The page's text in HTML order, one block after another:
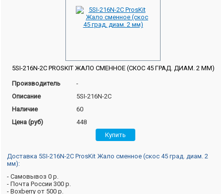
5SI-216N-2C PROSKIT ЖАЛО СМЕННОЕ (СКОС 45 ГРАД. ДИАМ. 2 ММ)
Производитель
-
Описание
5SI-216N-2C
Наличие
60
Цена (руб)
448
Доставка 5SI-216N-2C ProsKit Жало сменное (скос 45 град. диам. 2
мм):
- Самовывоз 0 р.
- Почта России 300 р.
- Boxberry от 500 р.